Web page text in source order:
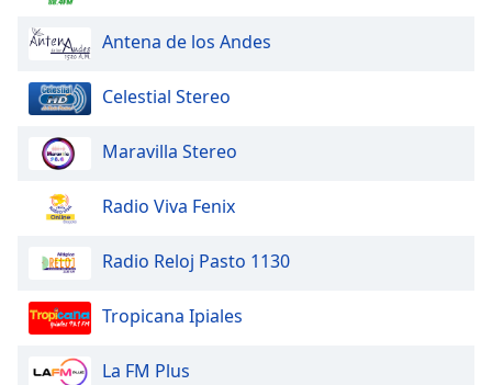
Edge
Family
Close
Dialog
dialog
Antena de los Andes
Celestial Stereo
Maravilla Stereo
Radio Viva Fenix
Radio Reloj Pasto 1130
Tropicana Ipiales
La FM Plus